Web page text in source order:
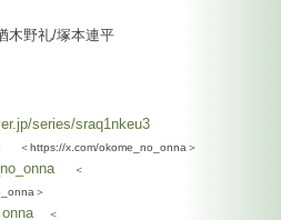
木野礼/塚本連平
series/sraq1nkeu3
＜https://x.com/okome_no_onna＞
＜
＞
＜